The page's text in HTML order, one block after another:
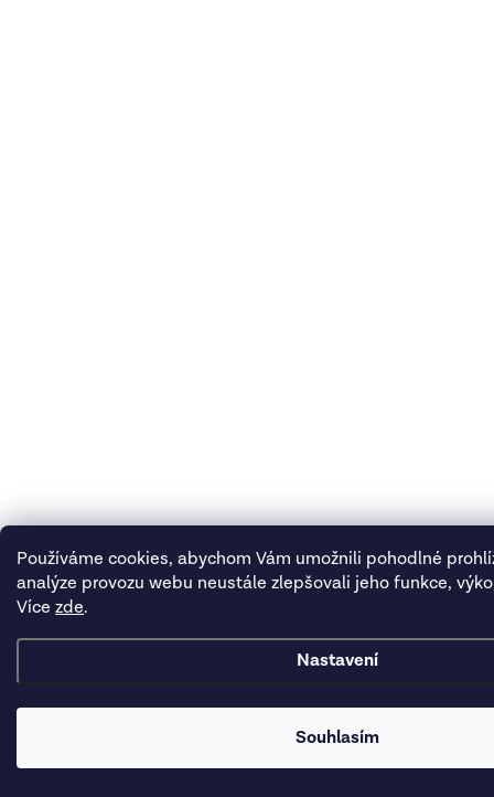
Používáme cookies, abychom Vám umožnili pohodlné
analýze provozu webu neustále zlepšovali jeho funkce,
Více zde.
Nastavení
Souhlasím